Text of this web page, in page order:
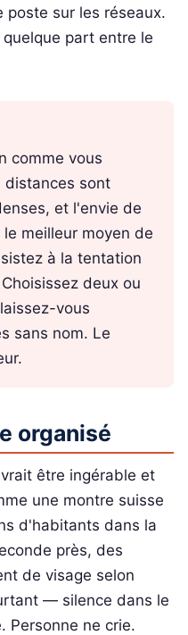
poste sur les réseaux.
part entre le
comme vous
distances sont
et l'envie de
meilleur moyen de
à la tentation
deux ou
vous
sans nom. Le
organisé
être ingérable et
une montre suisse
d'habitants dans la
près, des
de visage selon
— silence dans le
Personne ne crie.